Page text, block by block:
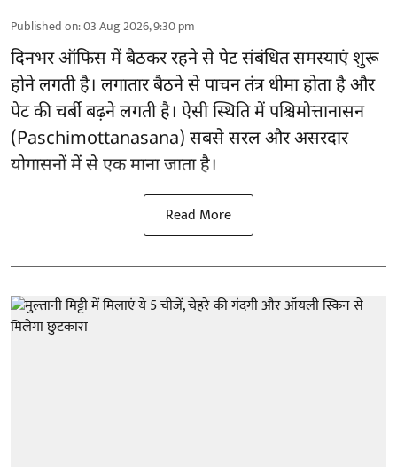
Published on:03 Aug 2026, 9:30 pm
दिनभर ऑफिस में बैठकर रहने से पेट संबंधित समस्याएं शुरू
होने लगती है। लगातार बैठने से पाचन तंत्र धीमा होता है और
पेट की चर्बी बढ़ने लगती है। ऐसी स्थिति में पश्चिमोत्तानासन
(Paschimottanasana) सबसे सरल औरअसरदार
योगासनोंमें से एक माना जाता है।
Read More